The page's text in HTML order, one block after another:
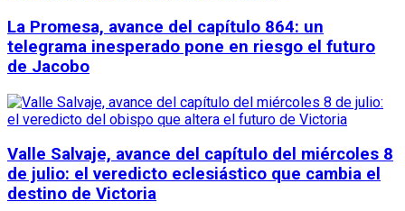
La Promesa, avance del capítulo 864: un
telegrama inesperado pone en riesgo el futuro
de Jacobo
Valle Salvaje, avance del capítulo del miércoles 8
de julio: el veredicto eclesiástico que cambia el
destino de Victoria